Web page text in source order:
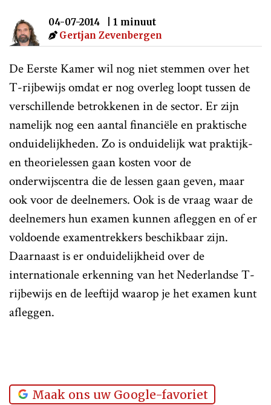
04-07-2014
| 1 minuut
Gertjan Zevenbergen
De Eerste Kamer wil nog niet stemmen over het
T-rijbewijs omdat er nog overleg loopt tussen de
verschillende betrokkenen in de sector. Er zijn
namelijk nog een aantal financiële en praktische
onduidelijkheden. Zo is onduidelijk wat praktijk-
en theorielessen gaan kosten voor de
onderwijscentra die de lessen gaan geven, maar
ook voor de deelnemers. Ook is de vraag waar de
deelnemers hun examen kunnen afleggen en of er
voldoende examentrekkers beschikbaar zijn.
Daarnaast is er onduidelijkheid over de
internationale erkenning van het Nederlandse T-
rijbewijs en de leeftijd waarop je het examen kunt
afleggen.
Maak ons uw Google-favoriet